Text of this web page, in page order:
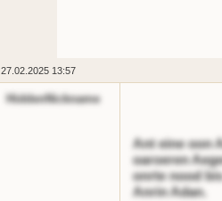
27.02.2025 13:57
HiddenNickname
Ant eine oon
oaroeren
onrte nood
Anrin Adan.